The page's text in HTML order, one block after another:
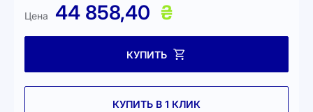
Цена 44 858,40 ₴
КУПИТЬ
КУПИТЬ В 1 КЛИК